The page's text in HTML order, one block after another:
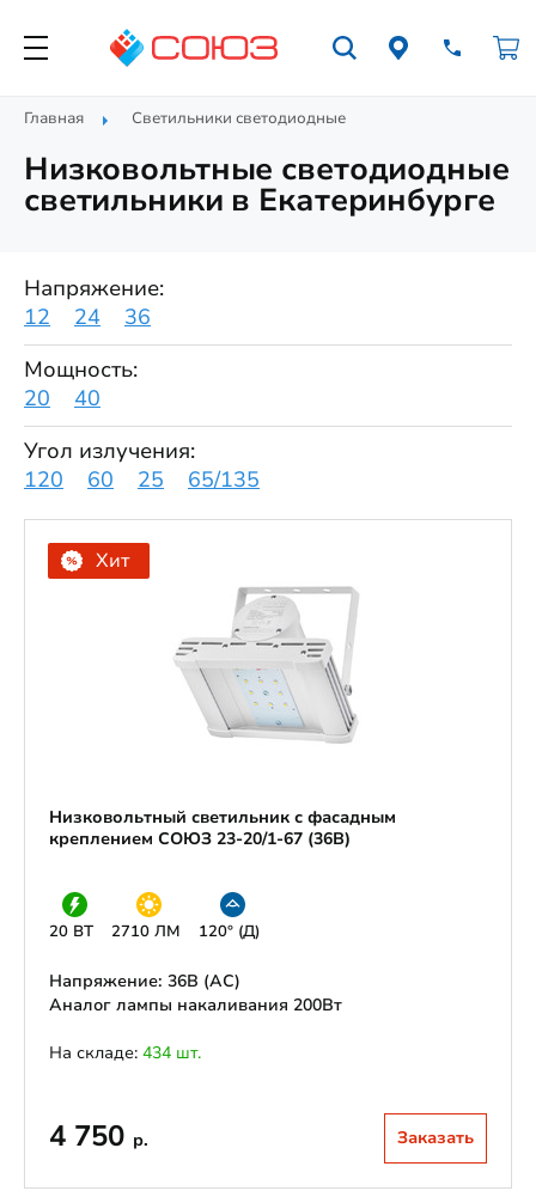
Главная Светильники светодиодные
Низковольтные светодиодные
светильники в Екатеринбурге
Напряжение:
12
24
36
Мощность:
20
40
Угол излучения:
120
60 25 65/135
Хит
Низковольтный светильник с фасадным
креплением СОЮЗ 23-20/1-67 (36В)
20 ВТ 2710 ЛМ 120° (Д)
Напряжение: 36В (АС)
Аналог лампы накаливания 200Вт
На складе: 434 шт.
4 750 р. Заказать